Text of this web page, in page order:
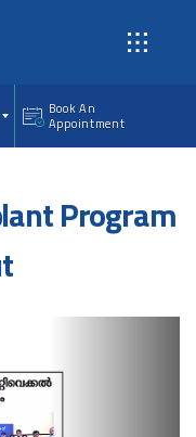
Book An
Appointment
Program